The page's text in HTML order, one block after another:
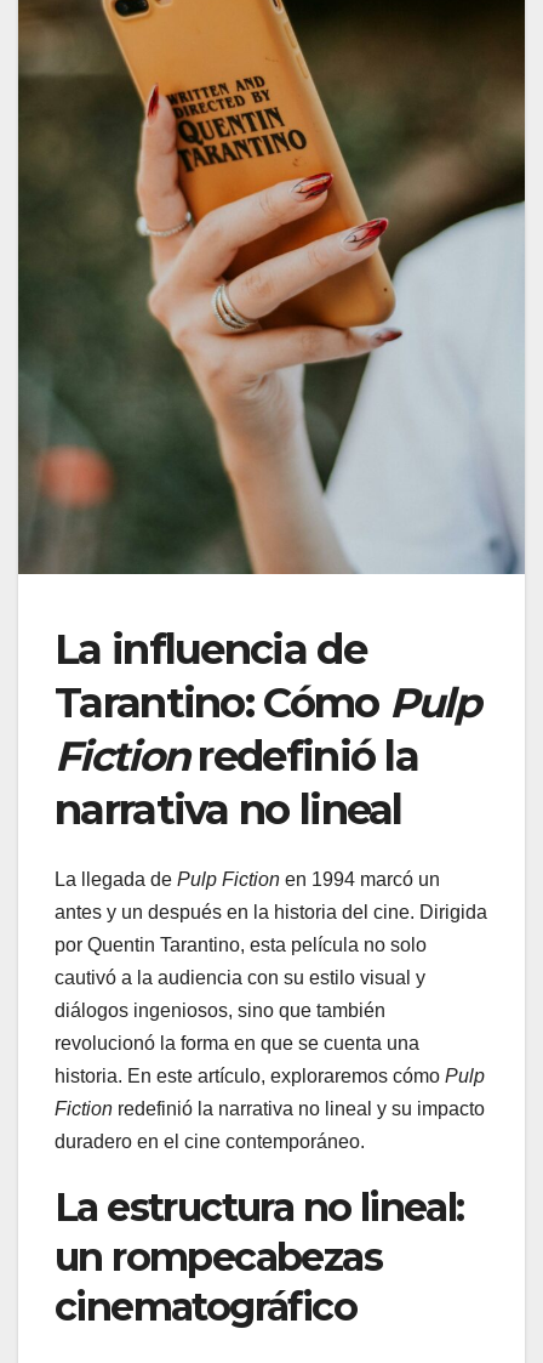
La influencia de
Tarantino: Cómo Pulp
Fictionredefinió la
narrativa no lineal
La llegada de Pulp Fiction en 1994 marcó un
antes y un después en la historia del cine. Dirigida
por Quentin Tarantino, esta película no solo
cautivó a la audiencia con su estilo visual y
diálogos ingeniosos, sino que también
revolucionó la forma en que se cuenta una
historia. En este artículo, exploraremos cómo Pulp
Fiction redefinió la narrativa no lineal y su impacto
duradero en el cine contemporáneo.
La estructura no lineal:
un rompecabezas
cinematográfico